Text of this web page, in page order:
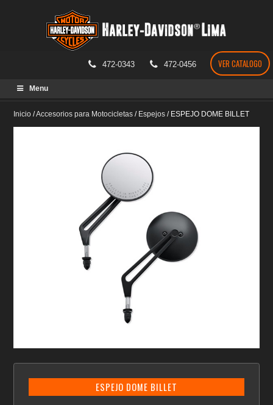
472-0343 472-0456 VER CATALOGO
Menu
Inicio /Accesorios para Motocicletas / Espejos / ESPEJO DOME BILLET
ESPEJO DOME BILLET